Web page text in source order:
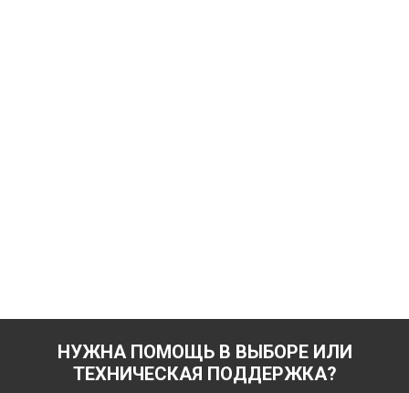
НУЖНА ПОМОЩЬ В ВЫБОРЕ ИЛИ
ТЕХНИЧЕСКАЯ ПОДДЕРЖКА?